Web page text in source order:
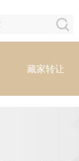
藏家转让